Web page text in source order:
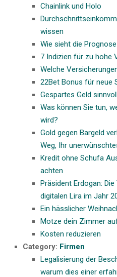
Chainlink und Holo
wissen
Wie sieht die
7 Indizien für zu hohe
Welche
22Bet Bonus für neue
Gespartes Geld
Was können Sie tun,
wird?
Gold gegen Bargeld
Weg, Ihr
Kredit ohne Schufa
achten
Präsident Erdogan:
digitalen Lira im Jahr
Ein hässlicher
Motze dein Zimmer
Kosten reduzieren
Category: Firmen
Legalisierung der
warum dies einer